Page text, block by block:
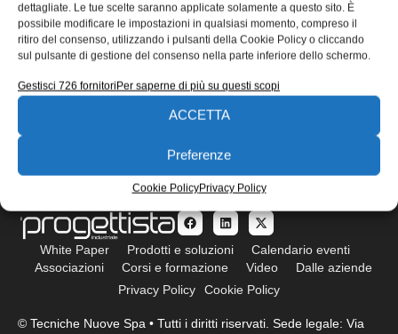
dettagliate. Le tue scelte saranno applicate solamente a questo sito. È
possibile modificare le impostazioni in qualsiasi momento, compreso il
ritiro del consenso, utilizzando i pulsanti della Cookie Policy o cliccando
sul pulsante di gestione del consenso nella parte inferiore dello schermo.
Gestisci 726 fornitoriPer saperne di più su questi scopi
ACCETTA
Preferenze
Cookie PolicyPrivacy Policy
White Paper Prodotti e soluzioni
Calendario eventi
Associazioni
Corsi e formazione Video
Dalle aziende
Privacy Policy
Cookie Policy
© Tecniche Nuove Spa • Tutti i diritti riservati. Sede legale: Via